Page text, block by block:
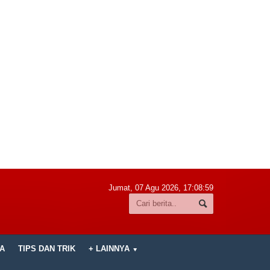
Jumat, 07 Agu 2026, 17:09:00
TIPS DAN TRIK + LAINNYA